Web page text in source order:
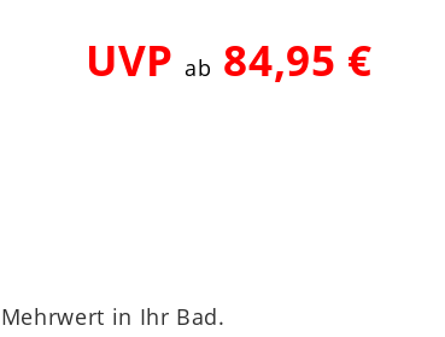
UVPab 84,95 €
in Ihr Bad.